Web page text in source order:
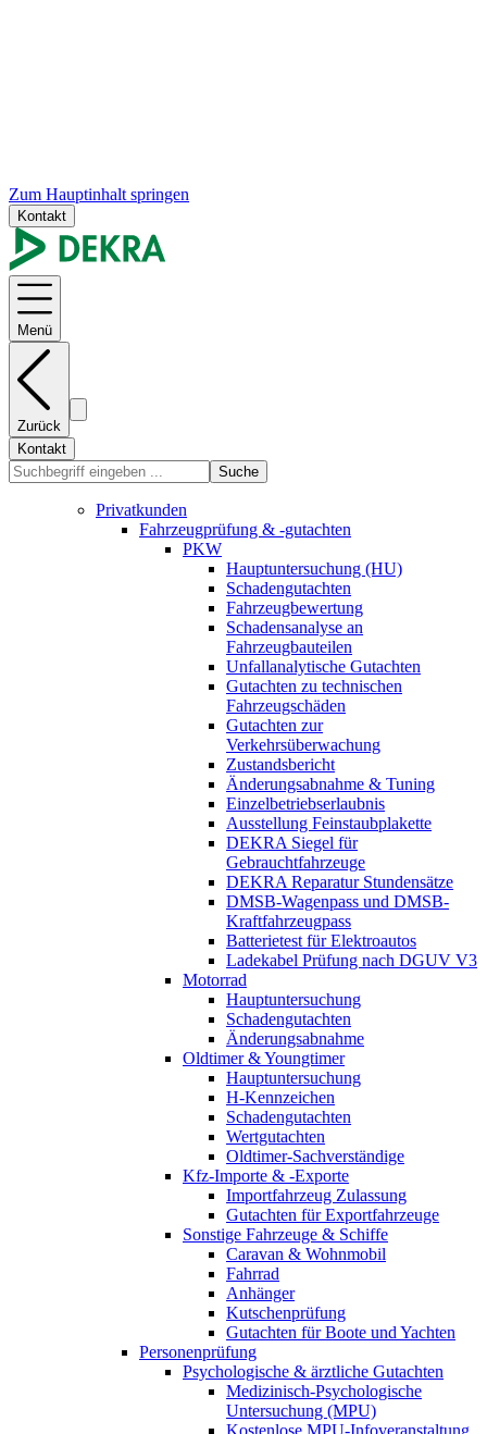
Zum Hauptinhalt springen
Kontakt
Menü
Zurück
Kontakt
Suche
Privatkunden
Fahrzeugprüfung & -gutachten
PKW
Hauptuntersuchung (HU)
Schadengutachten
Fahrzeugbewertung
Schadensanalyse an
Fahrzeugbauteilen
Unfallanalytische Gutachten
Gutachten zu technischen
Fahrzeugschäden
Gutachten zur
Verkehrsüberwachung
Zustandsbericht
Änderungsabnahme & Tuning
Einzelbetriebserlaubnis
Ausstellung Feinstaubplakette
DEKRA Siegel für
Gebrauchtfahrzeuge
DEKRA Reparatur Stundensätze
DMSB-Wagenpass und DMSB-
Kraftfahrzeugpass
Batterietest für Elektroautos
Ladekabel Prüfung nach DGUV V3
Motorrad
Hauptuntersuchung
Schadengutachten
Änderungsabnahme
Oldtimer & Youngtimer
Hauptuntersuchung
H-Kennzeichen
Schadengutachten
Wertgutachten
Oldtimer-Sachverständige
Kfz-Importe & -Exporte
Importfahrzeug Zulassung
Gutachten für Exportfahrzeuge
Sonstige Fahrzeuge & Schiffe
Caravan & Wohnmobil
Fahrrad
Anhänger
Kutschenprüfung
Gutachten für Boote und Yachten
Personenprüfung
Psychologische & ärztliche Gutachten
Medizinisch-Psychologische
Untersuchung (MPU)
Kostenlose MPU-Infoveranstaltung